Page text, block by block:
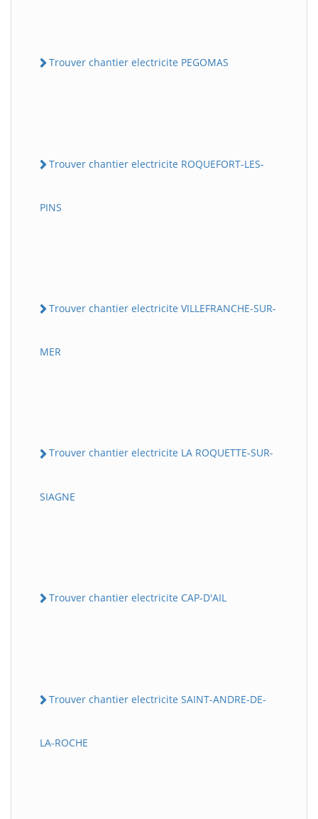
Trouver chantier electricite PEGOMAS
Trouver chantier electricite ROQUEFORT-LES-
PINS
Trouver chantier electricite VILLEFRANCHE-SUR-
MER
Trouver chantier electricite LA ROQUETTE-SUR-
SIAGNE
Trouver chantier electricite CAP-D'AIL
Trouver chantier electricite SAINT-ANDRE-DE-
LA-ROCHE